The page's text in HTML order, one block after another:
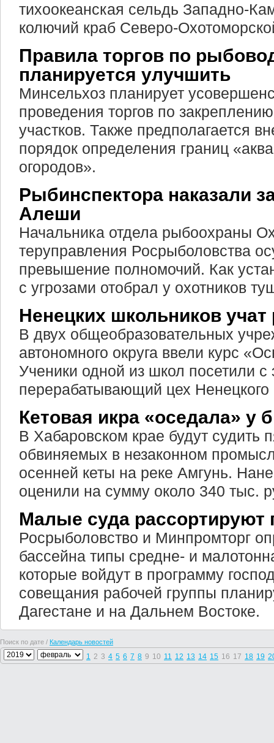
тихоокеанская сельдь Западно-
колючий краб Северо-
Правила торгов по
планируется улучшить
Минсельхоз планирует
проведения торгов по
участков. Также предполагается
порядок определения границ
огородов».
Рыбинспектора наказали
Алеши
Начальника отдела рыбоохраны
теруправления Росрыболовства
превышение полномочий. Как
с угрозами отобрал у охотников
Ненецких школьников
В двух общеобразовательных
автономного округа ввели курс
Ученики одной из школ посетили с
перерабатывающий цех Ненецкого
Кетовая икра «оседала» у
В Хабаровском крае будут судить
обвиняемых в незаконном
осенней кеты на реке Амгунь.
оценили на сумму около 340 тыс.
Малые суда рассортируют
Росрыболовство и Минпромторг
бассейна типы средне- и
которые войдут в программу
совещания рабочей группы
Дагестане и на Дальнем Востоке.
Поиск по дате / Календарь новостей
1 2 3 4 5 6 7 8 9 10 11 12 13 14 15 16 17 18 19